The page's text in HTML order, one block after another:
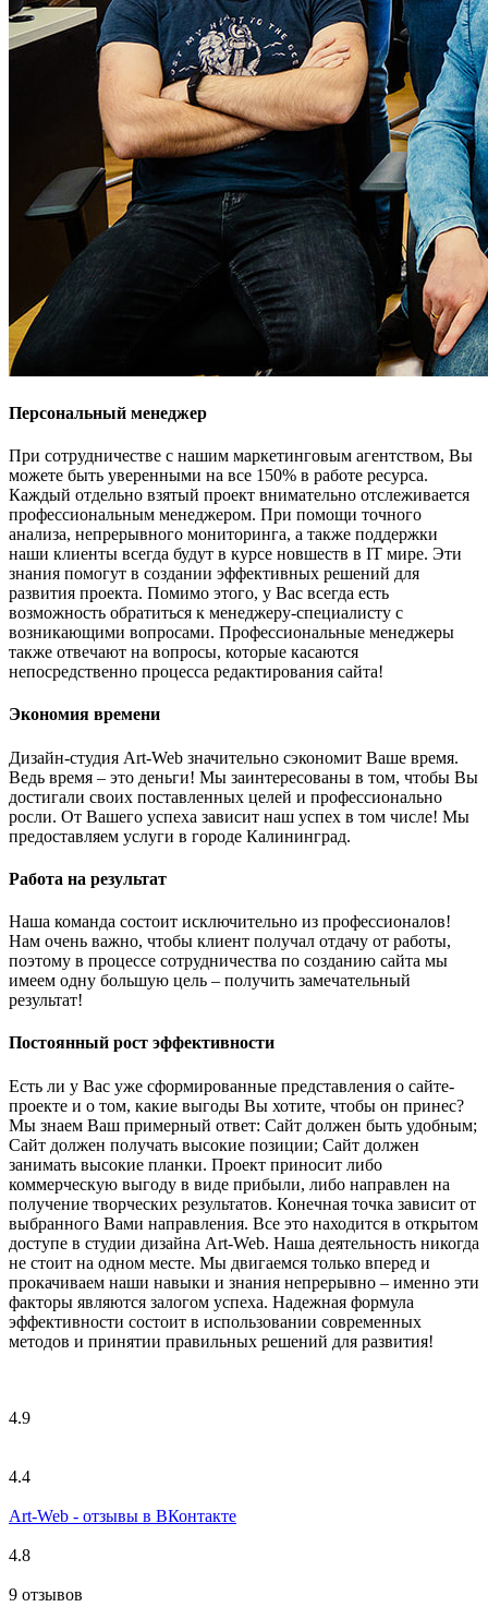
Персональный менеджер
При сотрудничестве с нашим маркетинговым агентством, Вы
можете быть уверенными на все 150% в работе ресурса.
Каждый отдельно взятый проект внимательно отслеживается
профессиональным менеджером. При помощи точного
анализа, непрерывного мониторинга, а также поддержки
наши клиенты всегда будут в курсе новшеств в IT мире. Эти
знания помогут в создании эффективных решений для
развития проекта. Помимо этого, у Вас всегда есть
возможность обратиться к менеджеру-специалисту с
возникающими вопросами. Профессиональные менеджеры
также отвечают на вопросы, которые касаются
непосредственно процесса редактирования сайта!
Экономия времени
Дизайн-студия Art-Web значительно сэкономит Ваше время.
Ведь время – это деньги! Мы заинтересованы в том, чтобы Вы
достигали своих поставленных целей и профессионально
росли. От Вашего успеха зависит наш успех в том числе! Мы
предоставляем услуги в городе Калининград.
Работа на результат
Наша команда состоит исключительно из профессионалов!
Нам очень важно, чтобы клиент получал отдачу от работы,
поэтому в процессе сотрудничества по созданию сайта мы
имеем одну большую цель – получить замечательный
результат!
Постоянный рост эффективности
Есть ли у Вас уже сформированные представления о сайте-
проекте и о том, какие выгоды Вы хотите, чтобы он принес?
Мы знаем Ваш примерный ответ: Сайт должен быть удобным;
Сайт должен получать высокие позиции; Сайт должен
занимать высокие планки. Проект приносит либо
коммерческую выгоду в виде прибыли, либо направлен на
получение творческих результатов. Конечная точка зависит от
выбранного Вами направления. Все это находится в открытом
доступе в студии дизайна Art-Web. Наша деятельность никогда
не стоит на одном месте. Мы двигаемся только вперед и
прокачиваем наши навыки и знания непрерывно – именно эти
факторы являются залогом успеха. Надежная формула
эффективности состоит в использовании современных
методов и принятии правильных решений для развития!
4.9
4.4
Art-Web - отзывы в ВКонтакте
4.8
9 отзывов